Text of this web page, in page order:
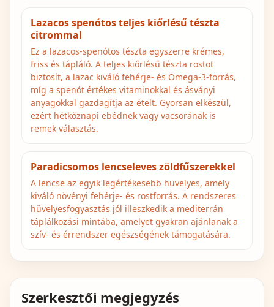
Lazacos spenótos teljes kiőrlésű tészta
citrommal
Ez a lazacos-spenótos tészta egyszerre krémes,
friss és tápláló. A teljes kiőrlésű tészta rostot
biztosít, a lazac kiváló fehérje- és Omega-3-forrás,
míg a spenót értékes vitaminokkal és ásványi
anyagokkal gazdagítja az ételt. Gyorsan elkészül,
ezért hétköznapi ebédnek vagy vacsorának is
remek választás.
Paradicsomos lencseleves zöldfűszerekkel
A lencse az egyik legértékesebb hüvelyes, amely
kiváló növényi fehérje- és rostforrás. A rendszeres
hüvelyesfogyasztás jól illeszkedik a mediterrán
táplálkozási mintába, amelyet gyakran ajánlanak a
szív- és érrendszer egészségének támogatására.
Szerkesztői megjegyzés